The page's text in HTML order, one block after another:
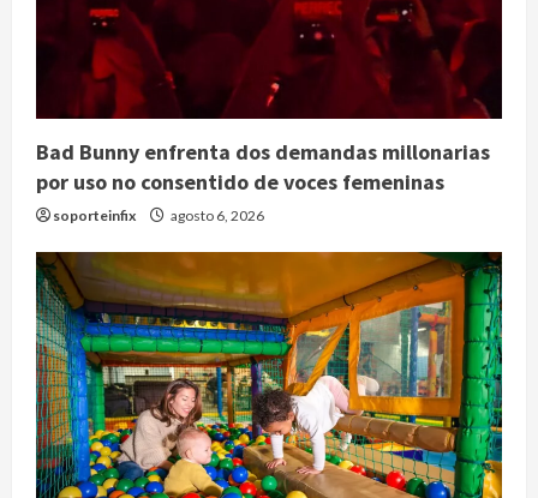
Bad Bunny enfrenta dos demandas millonarias
por uso no consentido de voces femeninas
soporteinfix agosto 6, 2026